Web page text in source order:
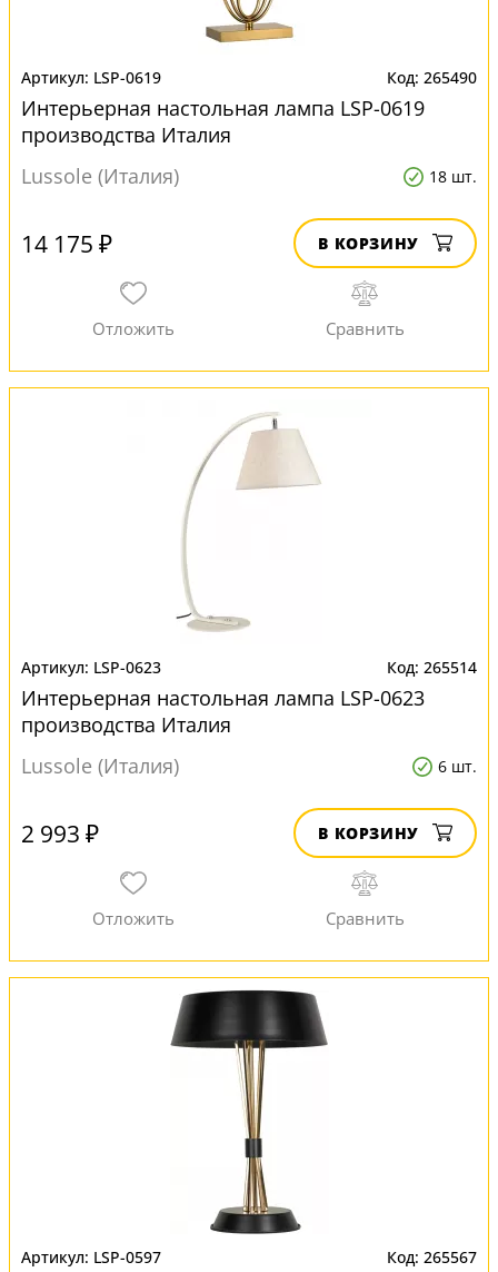
LSP-0619 265490
Интерьерная настольная лампа LSP-0619
производства Италия
Lussole (Италия)
18 шт.
14 175 ₽ В КОРЗИНУ
LSP-0623 265514
Интерьерная настольная лампа LSP-0623
производства Италия
Lussole (Италия)
6 шт.
2 993 ₽ В КОРЗИНУ
LSP-0597 265567